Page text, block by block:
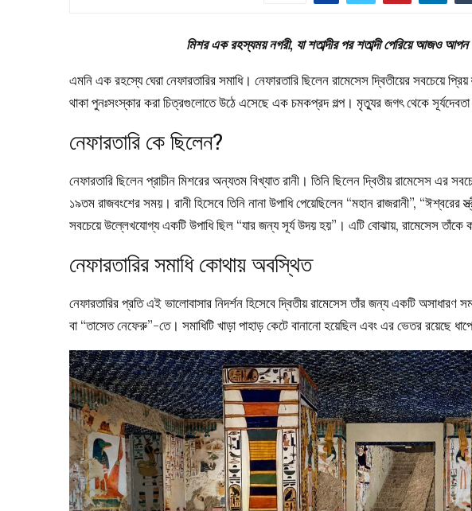
মিশর এক রহস্যময় নগরী, যা শতাব্দীর পর শতাব্দী পেরিয়ে আজও
এমনি এক রহস্যে ঘেরা নেফারতারির সমাধি। নেফারতারি ছিলেন রামেসেস দ্বিতীয়ের সবচেয়ে
থাকা পুনঃসংস্কার করা চিত্রগুলোতে উঠে এসেছে এক চমকপ্রদ গল্প। মৃত্যুর জগৎ থেকে
নেফারতারি কে ছিলেন?
নেফারতারি ছিলেন প্রাচীন মিশরের অন্যতম বিখ্যাত রানী। তিনি ছিলেন দ্বিতীয় রামেসেস এর
১৯তম রাজবংশের সময়। রানী হিসেবে তিনি নানা উপাধি পেয়েছিলেন “মহান রাজরানী”, “ঈশ্বরের
সবচেয়ে উল্লেখযোগ্য একটি উপাধি ছিল “যার জন্য সূর্য উদয় হয়”। এটি বোঝায়, রামেসেস তাঁকে
নেফারতারির সমাধি কোথায় অবস্থিত
নেফারতারির প্রতি এই ভালোবাসার নিদর্শন হিসেবে দ্বিতীয় রামেসেস তাঁর জন্য একটি অসাধারণ
বা “তাসেত নেফেরু”-তে। সমাধিটি খাড়া পাহাড় কেটে বানানো হয়েছিল এবং এর ভেতর রয়েছে